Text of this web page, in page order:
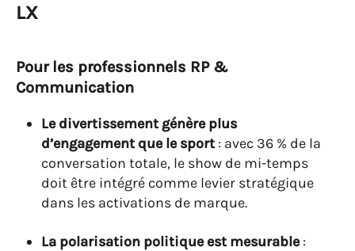
LX
Pour les professionnels RP &
Communication
Le divertissement génère plus
d’engagement que le sport: avec 36 % de la
conversation totale, le show de mi-temps
doit être intégré comme levier stratégique
dans les activations de marque.
La polarisation politique est mesurable: